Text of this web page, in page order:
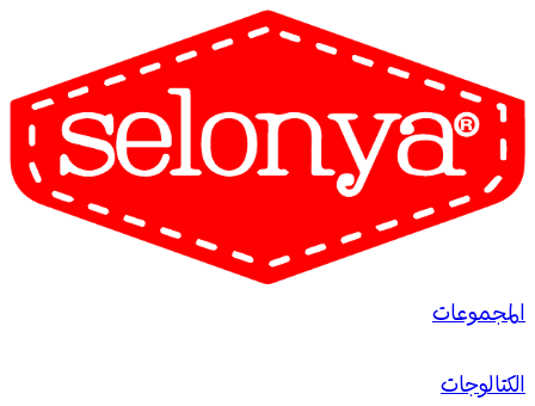
المجموعات
الكتالوجات